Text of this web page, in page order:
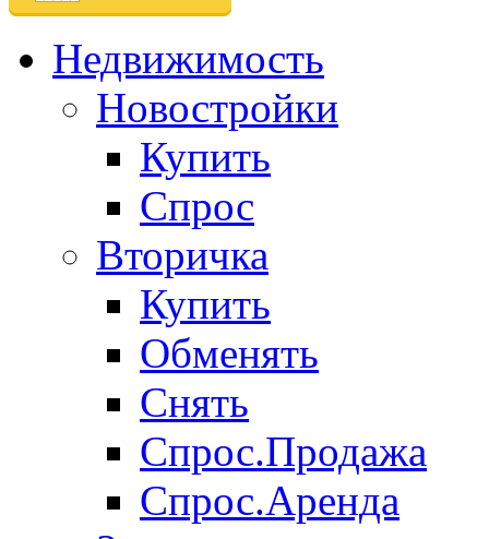
Недвижимость
Новостройки
Купить
Спрос
Вторичка
Купить
Обменять
Снять
Спрос.Продажа
Спрос.Аренда